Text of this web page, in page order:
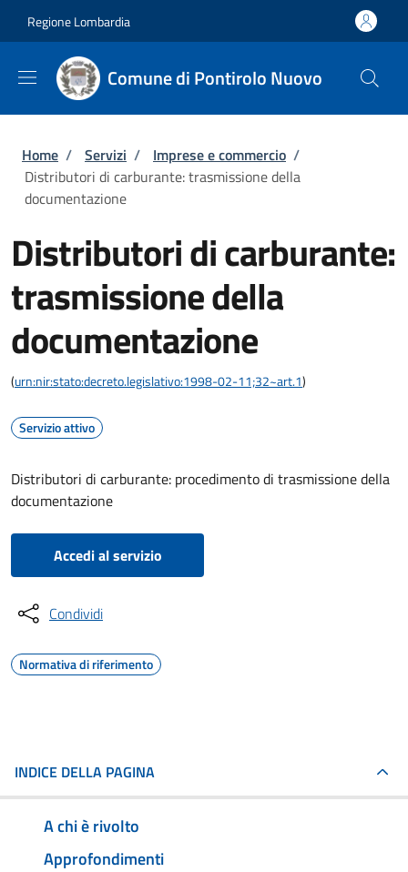
Regione Lombardia
Comune di Pontirolo Nuovo
Briciole di pane
Home / Servizi / Imprese e commercio /
Distributori di carburante: trasmissione della
documentazione
Distributori di carburante:
trasmissione della
documentazione
(urn:nir:stato:decreto.legislativo:1998-02-11;32~art.1)
Servizio attivo
Distributori di carburante: procedimento di trasmissione della
documentazione
Accedi al servizio
Condividi
Normativa di riferimento
INDICE DELLA PAGINA
A chi è rivolto
Approfondimenti